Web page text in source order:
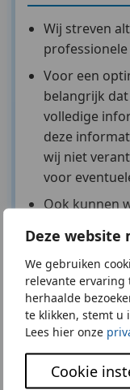
Deze website
We gebruiken
relevante ervaring
herhaalde
te klikken, stemt u
Lees hier onze
Cookie
Wij streven
Voor een
belangrijk
volledige
deze
wij niet
voor
Ook kunnen
adviezen
een
wordt
Onze
beperkt tot
gedekt.